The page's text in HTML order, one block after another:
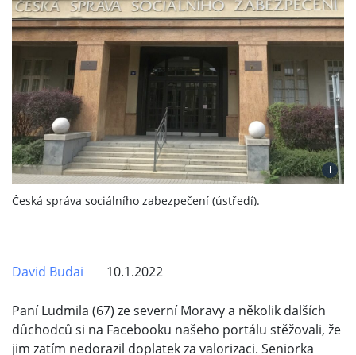
i
Česká správa sociálního zabezpečení (ústředí).
David Budai 10.1.2022
Paní Ludmila (67) ze severní Moravy a několik dalších
důchodců si na Facebooku našeho portálu stěžovali, že
jim zatím nedorazil doplatek za valorizaci. Seniorka